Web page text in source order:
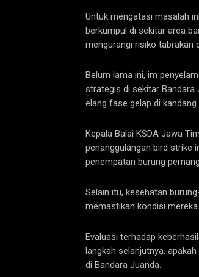
Untuk mengatasi masalah
berkumpul di sekitar area
mengurangi risiko tabrakan
Belum lama ini, im
strategis di sekitar
elang fase gelap di
Kepala Balai KSDA Jawa
penanggulangan bird strike
penempatan burung
Selain itu, kesehatan
memastikan kondisi
Evaluasi terhadap
langkah selanjutnya,
di Bandara Juanda.